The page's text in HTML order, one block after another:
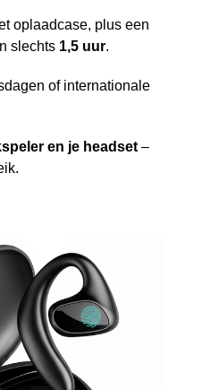
oplaadcase, plus een
slechts 1,5 uur.
of internationale
en je headset –